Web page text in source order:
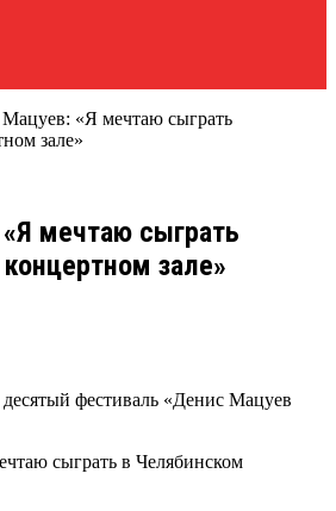
«Я мечтаю сыграть
зале»
мечтаю сыграть
зале»
десятый фестиваль «Денис Мацуев